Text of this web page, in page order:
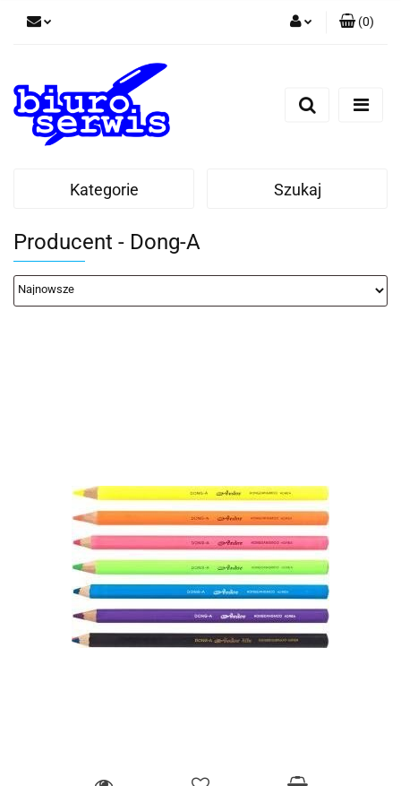
Zarejestruj się
(0)
Kategorie Szukaj
Producent - Dong-A